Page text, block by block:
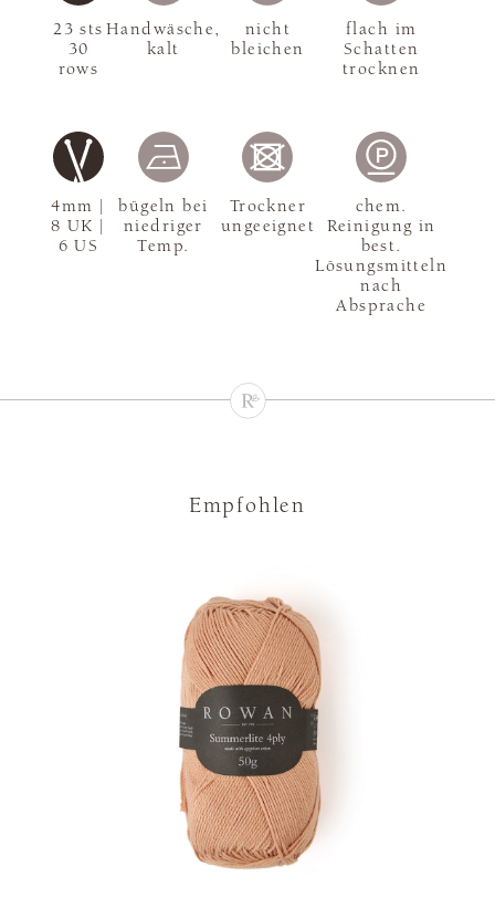
4mm |
8 UK |
6 US
23 sts
30
rows
Handwäsche,
kalt
nicht
bleichen
flach im
Schatten
trocknen
bügeln bei
niedriger
Temp.
Trockner
ungeeignet
chem.
Reinigung in
best.
Lösungsmitteln
nach
Absprache
Empfohlen